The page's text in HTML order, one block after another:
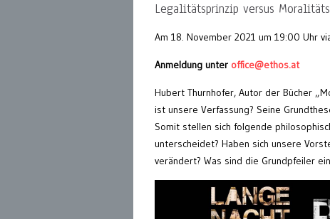
Legalitätsprinzip versus
Am 18. November 2021 um 19:00 Uhr
Anmeldung unter office@ethos.at
Hubert Thurnhofer, Autor der Bücher
ist unsere Verfassung? Seine
Somit stellen sich folgende
unterscheidet? Haben sich unsere
verändert? Was sind die Grundpfeiler